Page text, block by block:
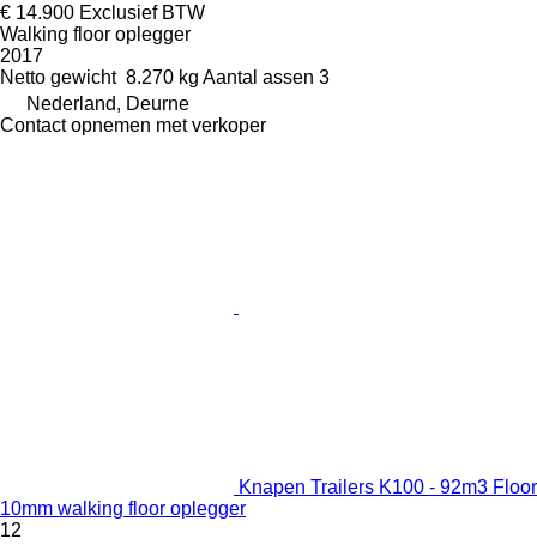
€ 14.900 Exclusief BTW
Walking floor oplegger
2017
Netto gewicht 8.270 kg Aantal assen 3
Nederland, Deurne
Contact opnemen met verkoper
Knapen Trailers K100 - 92m3 Floor
10mm walking floor oplegger
12